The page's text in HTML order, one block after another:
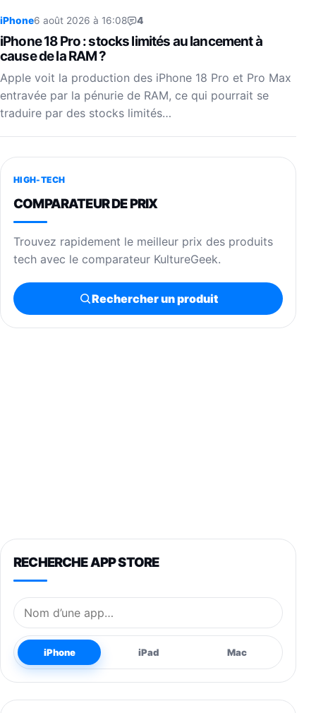
iPhone6 août 2026 à 16:08 4
iPhone 18 Pro : stocks limités au lancement à
cause de la RAM ?
Apple voit la production des iPhone 18 Pro et Pro Max
entravée par la pénurie de RAM, ce qui pourrait se
traduire par des stocks limités…
HIGH-TECH
COMPARATEUR DE PRIX
Trouvez rapidement le meilleur prix des produits
tech avec le comparateur KultureGeek.
Rechercher un produit
RECHERCHE APP STORE
Nom de l’application
iPhone iPad Mac